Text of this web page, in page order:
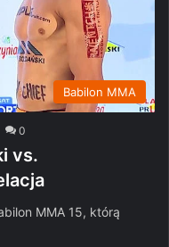
Babilon MMA
0
vs.
MMA 15, którą